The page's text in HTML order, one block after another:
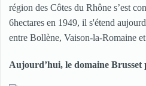
région des Côtes du Rhône s’est
6hectares en 1949, il s'étend
entre Bollène, Vaison-la-Romaine
Aujourd’hui, le domaine